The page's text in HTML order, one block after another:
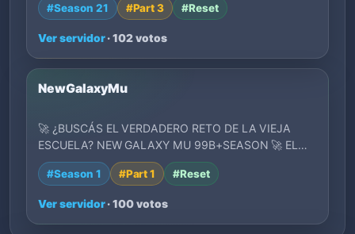
#Season 21 #Part 3 #Reset
Ver servidor· 102 votos
NewGalaxyMu
🚀 ¿BUSCÁS EL VERDADERO RETO DE LA VIEJA
ESCUELA? NEW GALAXY MU 99B+SEASON 🚀 EL
CLASICO QUE ESTA…
#Season 1 #Part 1 #Reset
Ver servidor· 100 votos